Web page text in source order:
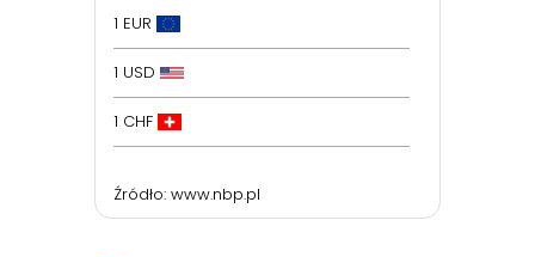
1 EUR
1 USD
1 CHF
Źródło: www.nbp.pl